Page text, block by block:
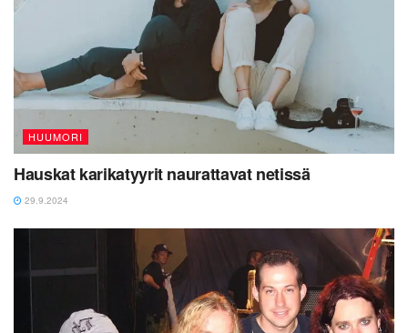
HUUMORI
Hauskat karikatyyrit naurattavat netissä
29.9.2024